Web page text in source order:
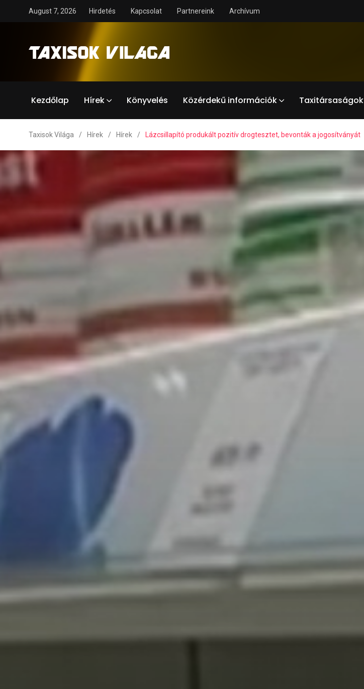
August 7, 2026 Hirdetés Kapcsolat Partnereink Archívum
Kezdőlap Hírek Könyvelés Közérdekű információk Taxitársaságok
Taxisok Világa / Hírek / Hírek / Lázcsillapító produkált pozitív drogtesztet, bevonták a jogosítványát